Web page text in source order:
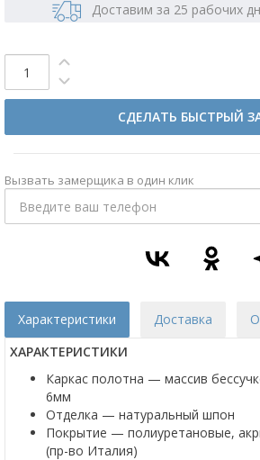
Доставим за 25 рабочих
СДЕЛАТЬ БЫСТРЫЙ
Вызвать замерщика в один клик
Характеристики Доставка
ХАРАКТЕРИСТИКИ
Каркас полотна — массив
6мм
Отделка — натуральный шпон
Покрытие — полиуретановые,
(пр-во Италия)